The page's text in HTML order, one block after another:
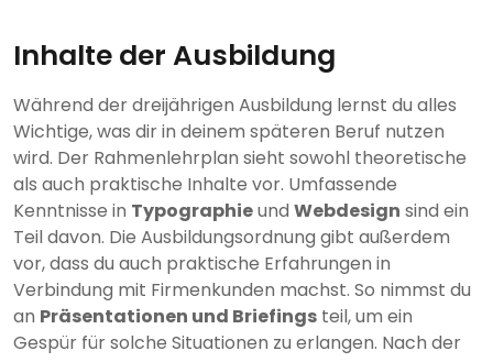
Inhalte der Ausbildung
Während der dreijährigen Ausbildung lernst du alles
Wichtige, was dir in deinem späteren Beruf nutzen
wird. Der Rahmenlehrplan sieht sowohl theoretische
als auch praktische Inhalte vor. Umfassende
Kenntnisse in Typographieund Webdesign sind ein
Teil davon. Die Ausbildungsordnung gibt außerdem
vor, dass du auch praktische Erfahrungen in
Verbindung mit Firmenkunden machst. So nimmst du
an Präsentationen und Briefings teil, um ein
Gespür für solche Situationen zu erlangen. Nach der